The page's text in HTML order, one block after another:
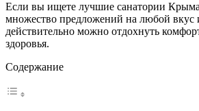
Если вы ищете лучшие санатории
множество предложений на любой вкус
действительно можно отдохнуть
здоровья.
Содержание